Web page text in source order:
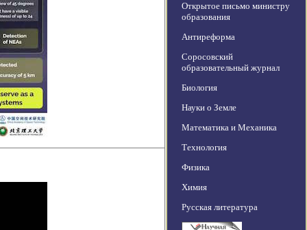
Открытое письмо министру
образования
Антиреформа
Соросовский
образовательный журнал
Биология
Науки о Земле
Математика и Механика
Технология
Физика
Химия
Русская литература